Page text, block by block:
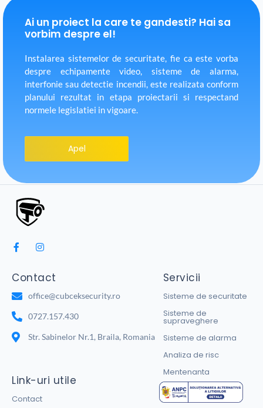
Ai un proiect la care te gandesti? Hai sa
vorbim despre el!
Instalarea sistemelor de securitate, fie ca este vorba
despre echipamente video, sisteme de alarma,
interfonie sau detectie incendii, este realizata conform
planului rezultat in etapa proiectarii si respectand
normele legislatiei in vigoare.
Apel
Contact
office@cubceksecurity.ro
0727.157.430
Str. Sabinelor Nr.1, Braila, Romania
Servicii
Sisteme de securitate
Sisteme de
supraveghere
Sisteme de alarma
Analiza de risc
Mentenanta
Link-uri utile
Contact